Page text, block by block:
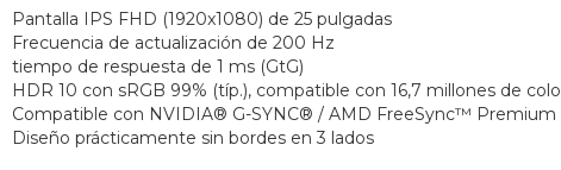
Pantalla IPS FHD (1920x1080) de 25 pulgadas
Frecuencia de actualización de 200 Hz
tiempo de respuesta de 1 ms (GtG)
HDR 10 con sRGB 99% (típ.), compatible con 16,7 millones de
Compatible con NVIDIA® G-SYNC® / AMD FreeSync™ Premium
Diseño prácticamente sin bordes en 3 lados